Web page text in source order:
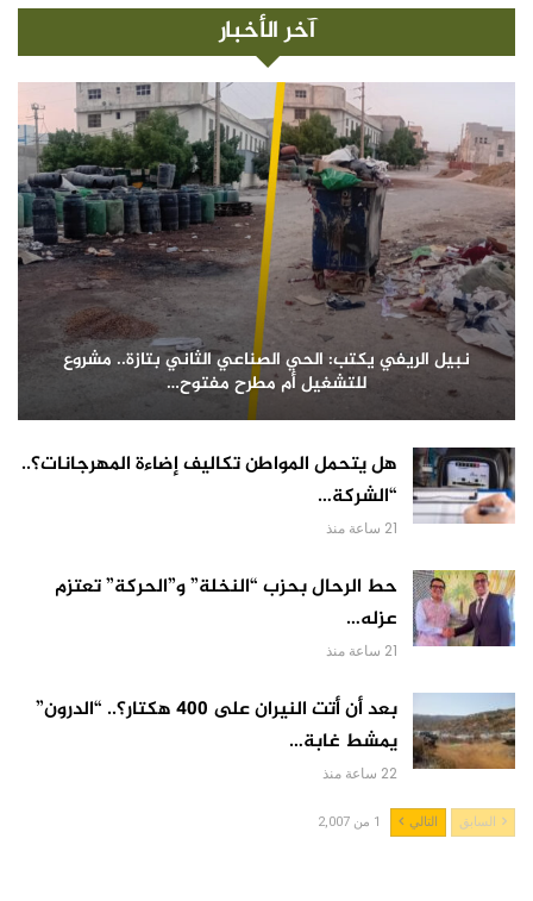
آخر الأخبار
نبيل الريفي يكتب: الحي الصناعي الثاني بتازة.. مشروع
للتشغيل أم مطرح مفتوح…
هل يتحمل المواطن تكاليف إضاءة المهرجانات؟..
“الشركة…
21 ساعة منذ
حط الرحال بحزب “النخلة” و”الحركة” تعتزم
عزله…
21 ساعة منذ
بعد أن أتت النيران على 400 هكتار؟.. “الدرون”
يمشط غابة…
22 ساعة منذ
السابق التالي 1 من 2,007